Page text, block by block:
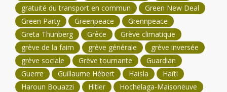
gratuité du transport en commun
Green New Deal
Green Party
Greenpeace
Grennpeace
Greta Thunberg
Grèce
Grève climatique
grève de la faim
grève générale
grève inversée
grève sociale
Grève tournante
Guardian
Guerre
Guillaume Hébert Haisla
Haïti
Haroun Bouazzi
Hitler
Hochelaga-Maisoneuve